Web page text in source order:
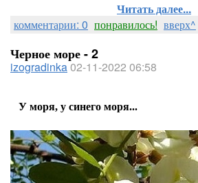
Читать далее...
комментарии: 0 понравилось! вверх^
Черное море - 2
izogradinka02-11-2022 06:58
У моря, у синего моря...